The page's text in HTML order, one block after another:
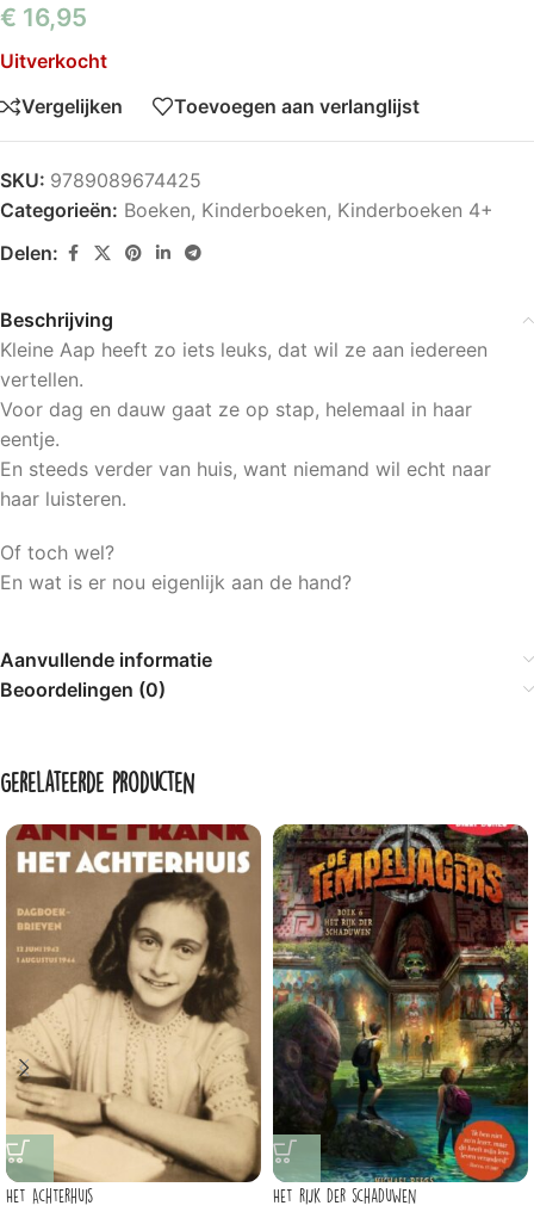
€ 16,95
Uitverkocht
Vergelijken
Toevoegen aan verlanglijst
SKU: 9789089674425
Categorieën: Boeken, Kinderboeken, Kinderboeken 4+
Delen:
Beschrijving
Kleine Aap heeft zo iets leuks, dat wil ze aan iedereen
vertellen.
Voor dag en dauw gaat ze op stap, helemaal in haar
eentje.
En steeds verder van huis, want niemand wil echt naar
haar luisteren.
Of toch wel?
En wat is er nou eigenlijk aan de hand?
Aanvullende informatie
Beoordelingen (0)
Gerelateerde producten
Het Achterhuis Het rijk der schaduwen